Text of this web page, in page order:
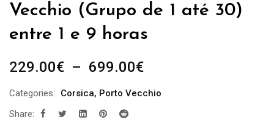
Vecchio (Grupo de 1 até 30)
entre 1 e 9 horas
229.00€ – 699.00€Plage
prix :
Categories: Corsica, Porto Vecchio
Share: